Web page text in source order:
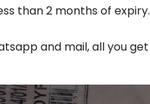
than 2 months of expiry.
and mail, all you get